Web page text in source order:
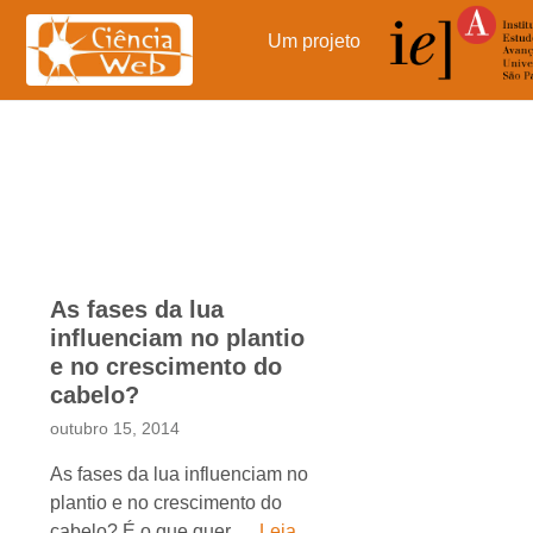
Pular
conteúdo
Um projeto
As fases da lua
influenciam no plantio
e no crescimento do
cabelo?
outubro 15, 2014
As fases da lua influenciam no
plantio e no crescimento do